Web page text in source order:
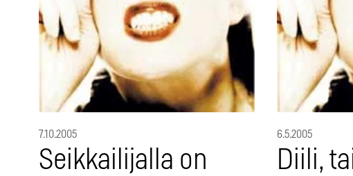
7.10.2005
Seikkailijalla on
6.5.2005
Diili,